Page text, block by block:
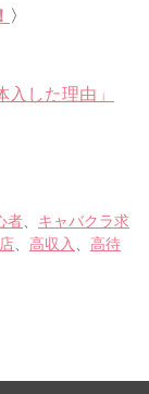
〉
した理由」
者
キャバクラ求
高収入
高待